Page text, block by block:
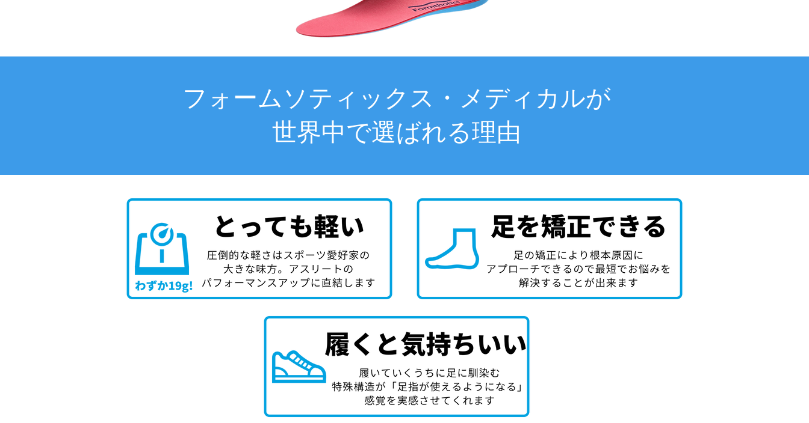
フォームソティックス・メディカルが
世界中で選ばれる理由